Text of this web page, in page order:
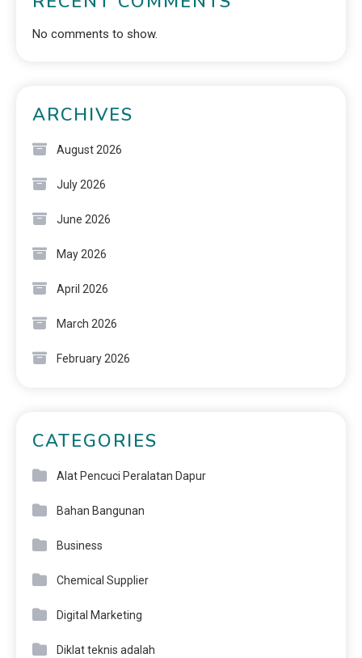
No comments to show.
ARCHIVES
August 2026
July 2026
June 2026
May 2026
April 2026
March 2026
February 2026
CATEGORIES
Alat Pencuci Peralatan Dapur
Bahan Bangunan
Business
Chemical Supplier
Digital Marketing
Diklat teknis adalah